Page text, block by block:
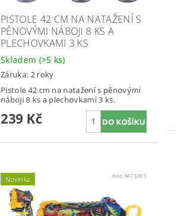
PISTOLE 42 CM NA NATAŽENÍ S
PĚNOVÝMI NÁBOJI 8 KS A
PLECHOVKAMI 3 KS
Skladem (>5 ks)
Záruka: 2 roky
Pistole 42 cm na natažení s pěnovými
náboji 8 ks a plechovkami 3 ks.
239 Kč
Novinka Kód: MI75305